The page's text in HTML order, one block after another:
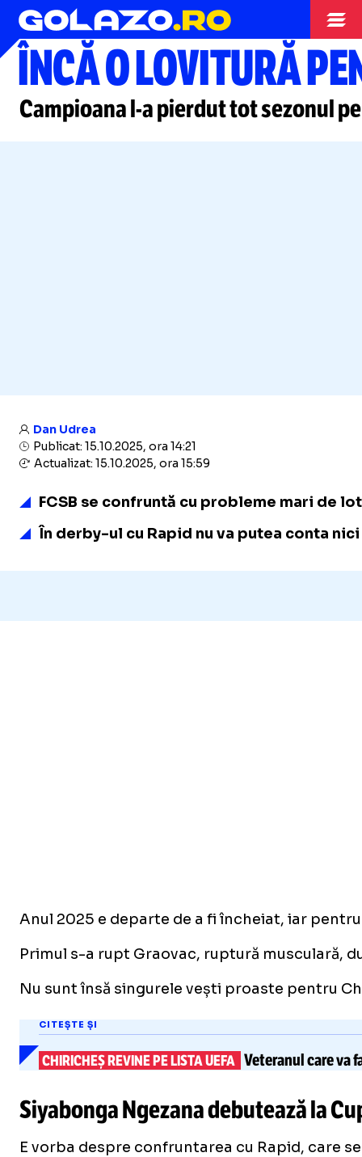
Superliga
ÎNCĂ O LOVITURĂ
Campioanal-apierdut tot sezonul
Dan Udrea
Publicat: 15.10.2025, ora 14:21
Actualizat: 15.10.2025, ora 15:59
FCSB se confruntă cu probleme mari de
În derby-ul cu Rapid nu va putea conta
Anul 2025 e departe de a fi încheiat, iar
Primul s-a rupt Graovac, ruptură musculară,
Nu sunt însă singurele vești proaste pentru
CITEȘTE ȘI
CHIRICHEȘ REVINE PE LISTA UEFA Veteranul care va
Siyabonga Ngezana debutează la
E vorba despre confruntarea cu Rapid, care